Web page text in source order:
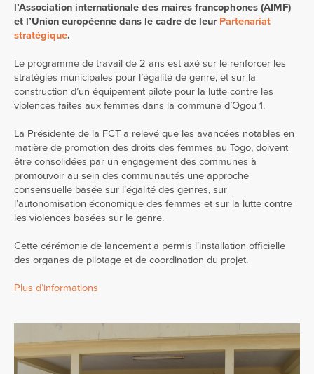
l’Association internationale des maires francophones (AIMF)
et l’Union européenne dans le cadre de leur Partenariat
stratégique.
Le programme de travail de 2 ans est axé sur le renforcer les
stratégies municipales pour l’égalité de genre, et sur la
construction d’un équipement pilote pour la lutte contre les
violences faites aux femmes dans la commune d’Ogou 1.
La Présidente de la FCT a relevé que les avancées notables en
matière de promotion des droits des femmes au Togo, doivent
être consolidées par un engagement des communes à
promouvoir au sein des communautés une approche
consensuelle basée sur l’égalité des genres, sur
l’autonomisation économique des femmes et sur la lutte contre
les violences basées sur le genre.
Cette cérémonie de lancement a permis l’installation officielle
des organes de pilotage et de coordination du projet.
Plus d’informations